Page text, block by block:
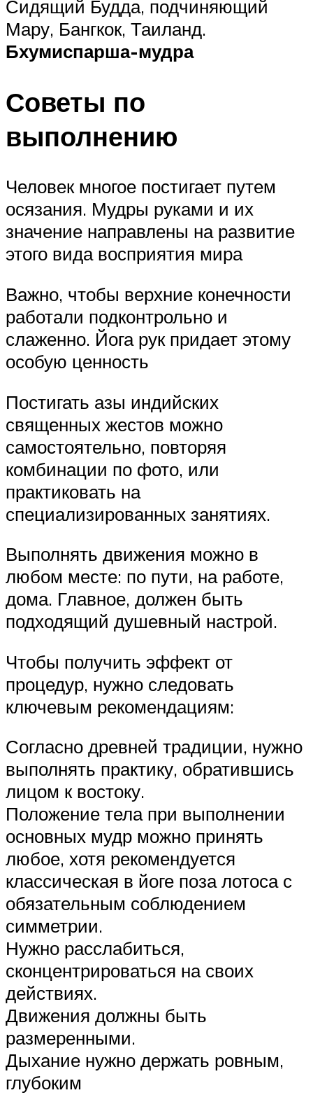
Сидящий Будда, подчиняющий
Мару, Бангкок, Таиланд.
Бхумиспарша-мудра
Советы по
выполнению
Человек многое постигает путем
осязания. Мудры руками и их
значение направлены на развитие
этого вида восприятия мира
Важно, чтобы верхние конечности
работали подконтрольно и
слаженно. Йога рук придает этому
особую ценность
Постигать азы индийских
священных жестов можно
самостоятельно, повторяя
комбинации по фото, или
практиковать на
специализированных занятиях.
Выполнять движения можно в
любом месте: по пути, на работе,
дома. Главное, должен быть
подходящий душевный настрой.
Чтобы получить эффект от
процедур, нужно следовать
ключевым рекомендациям:
Согласно древней традиции, нужно
выполнять практику, обратившись
лицом к востоку.
Положение тела при выполнении
основных мудр можно принять
любое, хотя рекомендуется
классическая в йоге поза лотоса с
обязательным соблюдением
симметрии.
Нужно расслабиться,
сконцентрироваться на своих
действиях.
Движения должны быть
размеренными.
Дыхание нужно держать ровным,
глубоким